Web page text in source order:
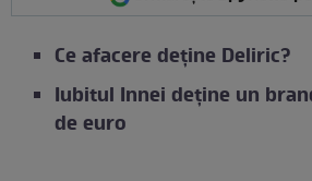
Ce afacere deține Deliric?
Iubitul Innei deține un
de euro